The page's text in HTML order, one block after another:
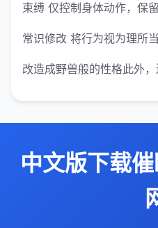
束缚 仅控制身体动作，保
常识修改 将行为视为理所
改造成野兽般的性格此外
中文版下载